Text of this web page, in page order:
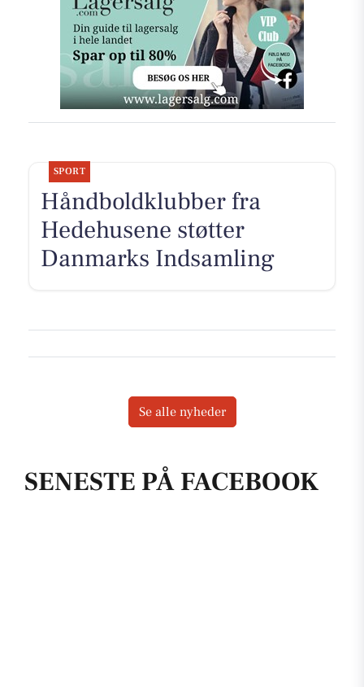
SENESTE PÅ FACEBOOK
SPORT
Håndboldklubber fra
Hedehusene støtter
Danmarks Indsamling
Se alle nyheder